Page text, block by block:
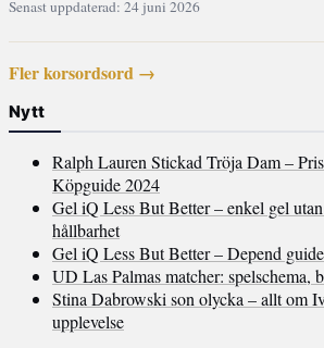
Senast uppdaterad: 24 juni 2026
Fler korsordsord →
Nytt
Ralph Lauren Stickad Tröja Dam –
Köpguide 2024
Gel iQ Less But Better – enkel gel
hållbarhet
Gel iQ Less But Better – Depend
UD Las Palmas matcher: spelschema,
Stina Dabrowski son olycka – allt om
upplevelse